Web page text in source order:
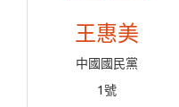
王惠美
中國國民黨
1號